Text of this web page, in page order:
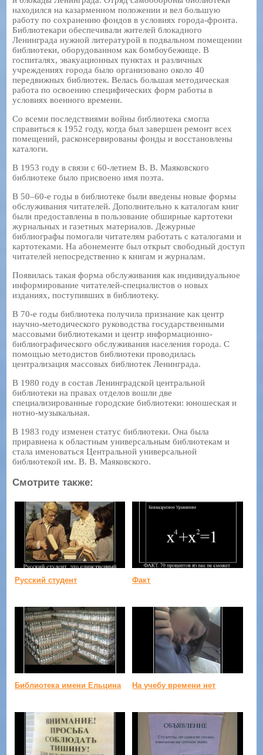
находился на казарменном положении и вел большую
работу по сохранению фондов в условиях города-фронта.
Библиотекари обеспечивали жителей блокадного
Ленинграда нужной литературой в подвальном помещении
библиотеки, оборудованном как бомбоубежище. В
госпиталях, эвакуационных пунктах и различных
учреждениях города было организовано около 40
передвижных библиотек. Велась большая методическая
работа по освоению специфических форм работы в
условиях военного времени.
Со всеми последствиями войны библиотека смогла
справиться к 1952 году, когда был завершен ремонт всех
помещений, расконсервированы фонды и восстановлены
каталоги.
В 1953 году в связи с 60-летием В. В. Маяковского
библиотеке было присвоено имя поэта.
В 50–60-е годы в библиотеке были введены новые формы
обслуживания читателей. Дополнительно к каталогам книг
были предоставлены в пользование обширные картотеки
журнальных и газетных материалов. Дежурные
библиографы помогали читателям работать с каталогами и
картотеками. На абонементе был открыт свободный доступ
читателей непосредственно к книгам и журналам.
Появилась такая форма обслуживания как индивидуальное
информирование читателей-специалистов о новых
изданиях, поступивших в библиотеку.
В 70-е годы библиотека получила признание как центр
научно-методического руководства государственными
массовыми библиотеками и центр информационно-
библиографического обслуживания населения города. С
помощью методистов библиотеки проводилась
централизация массовых библиотек Ленинграда.
В 1980 году в состав Ленинградской центральной
библиотеки на правах отделов вошли две
специализированные городские библиотеки: юношеская и
нотно-музыкальная.
В 1983 году изменен статус библиотеки. Она была
приравнена к областным универсальным библиотекам и
стала именоваться Центральной универсальной
библиотекой им. В. В. Маяковского.
Смотрите также:
Русский студент Факт
Библиотека имени Ельцина На учебу времени нет